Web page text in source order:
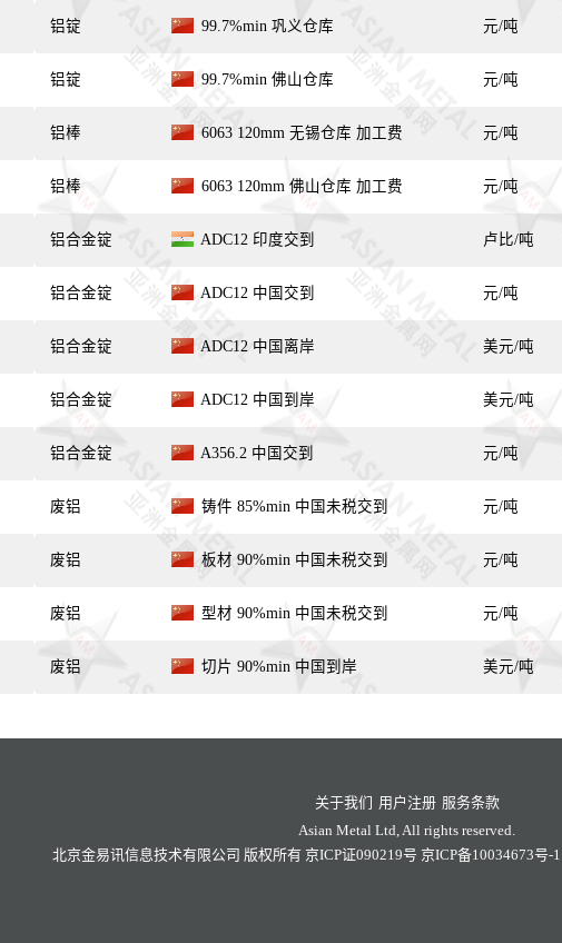
铝锭 99.7%min 巩义仓库 元/吨
铝锭 99.7%min 佛山仓库 元/吨
铝棒 6063 120mm 无锡仓库 加工费 元/吨
铝棒 6063 120mm 佛山仓库 加工费 元/吨
铝合金锭 ADC12 印度交到 卢比/吨
铝合金锭 ADC12 中国交到 元/吨
铝合金锭 ADC12 中国离岸 美元/吨
铝合金锭 ADC12 中国到岸 美元/吨
铝合金锭 A356.2 中国交到 元/吨
废铝 铸件 85%min 中国未税交到 元/吨
废铝 板材 90%min 中国未税交到 元/吨
废铝 型材 90%min 中国未税交到 元/吨
废铝 切片 90%min 中国到岸 美元/吨
关于我们 用户注册 服务条款
Asian Metal Ltd, All rights reserved.
北京金易讯信息技术有限公司 版权所有 京ICP证090219号 京ICP备10034673号-1